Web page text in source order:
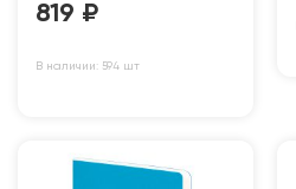
819 ₽
В наличии: 594 шт